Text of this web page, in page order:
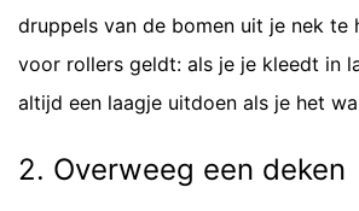
druppels van de bomen uit je nek te
voor rollers geldt: als je je kleedt in
altijd een laagje uitdoen als je het
2. Overweeg een deken